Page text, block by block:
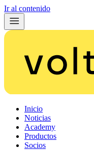
Ir al contenido
Inicio
Noticias
Academy
Productos
Socios